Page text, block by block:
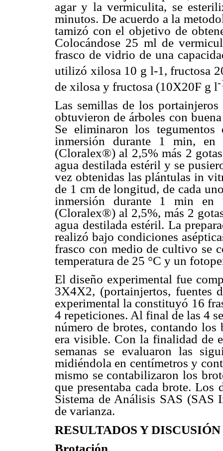
agar y la vermiculita, se
minutos. De acuerdo a la
tamizó con el objetivo de
Colocándose 25 ml de
frasco de vidrio de una
utilizó xilosa 10 g l-1, fructosa
de xilosa y fructosa (10X20F g l-
Las semillas de los
obtuvieron de árboles con
Se eliminaron los
inmersión durante 1 min,
(Cloralex®) al 2,5% más 2
agua destilada estéril y se
vez obtenidas las plántulas in
de 1 cm de longitud, de cada
inmersión durante 1 min
(Cloralex®) al 2,5%, más 2
agua destilada estéril. La
realizó bajo condiciones
frasco con medio de cultivo se
temperatura de 25 °C y un
El diseño experimental fue
3X4X2, (portainjertos, fuentes
experimental la constituyó 16
4 repeticiones. Al final de las 4
número de brotes, contando
era visible. Con la finalidad de
semanas se evaluaron las
midiéndola en centímetros y
mismo se contabilizaron los
que presentaba cada brote. Los
Sistema de Análisis SAS (SAS
de varianza.
RESULTADOS Y DISCUSIÓN
Brotación